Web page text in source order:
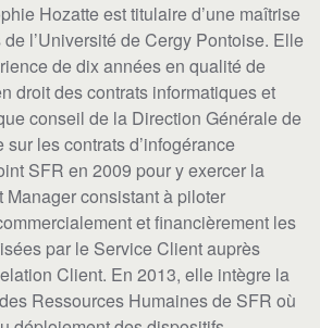
Hozatte est titulaire d’une maîtrise
l’Université de Cergy Pontoise. Elle
de dix années en qualité de
droit des contrats informatiques et
conseil de la Direction Générale de
les contrats d’infogérance
SFR en 2009 pour y exercer la
Manager consistant à piloter
et financièrement les
par le Service Client auprès
Client. En 2013, elle intègre la
Ressources Humaines de SFR où